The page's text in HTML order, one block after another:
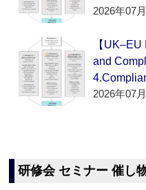
2026年07
【
and
2026年07
研修会 セミナー 催し